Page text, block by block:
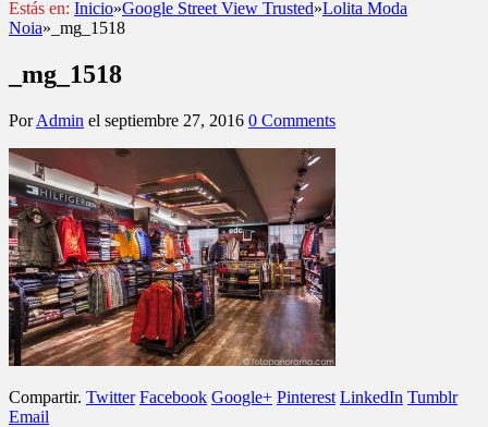
Estás en: Inicio»Google Street View Trusted»Lolita Moda
Noia» _mg_1518
_mg_1518
PorAdmin el septiembre 27, 2016 0 Comments
Compartir. Twitter Facebook Google+ Pinterest LinkedIn Tumblr
Email